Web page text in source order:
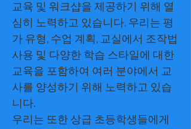
교육 및 워크샵을 제공하기 위해 열
심히 노력하고 있습니다. 우리는 평
가 유형, 수업 계획, 교실에서 조작법
사용 및 다양한 학습 스타일에 대한
교육을 포함하여 여러 분야에서 교
사를 양성하기 위해 노력하고 있습
니다.
우리는 또한 상급 초등학생들에게